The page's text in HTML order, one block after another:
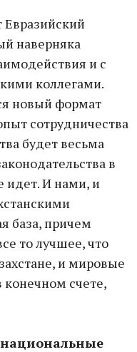
Евразийский
наверняка
и с
коллегами.
новый формат
сотрудничества
будет весьма
в
идет. И нами, и
база, причем
то лучшее, что
и мировые
счете,